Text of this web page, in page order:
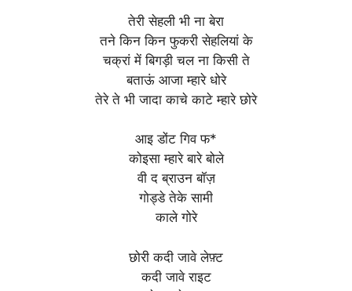
तेरी सेहली भी ना बेरा
तने किन किन फुकरी सेहलियां के
चक्रां में बिगड़ी चल ना किसी ते
बताऊं आजा म्हारे धोरे
तेरे ते भी जादा काचे काटे म्हारे छोरे
आइ डोंट गिव फ*
कोइसा म्हारे बारे बोले
वी द ब्राउन बॉज़
गोड्डे तेके सामी
काले गोरे
छोरी कदी जावे लेफ़्ट
कदी जावे राइट